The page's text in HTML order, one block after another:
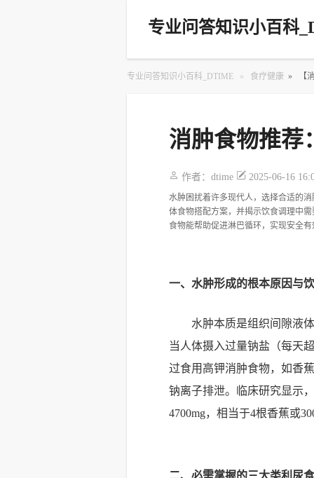
专业问答知识小百科
专业问答知识小百科_DTIME » 食疗健康 » 【
消肿食物推荐
作者：dtime 2025-06-16
水肿困扰着许多现代人，选择合适的
体食物搭配方案，并揭示饮食调理中
食物能帮助促进淋巴循环，实现安全
一、水肿形成的根本原因与
水肿本质是组织间隙液
当人体摄入过量钠盐（每天
过食用高钾消肿食物，如香
钠离子排泄。临床研究显示
4700mg，相当于4根香蕉或
二、必需掌握的三大类利尿